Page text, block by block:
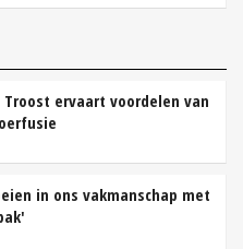
Troost ervaart voordelen van
in ons vakmanschap met